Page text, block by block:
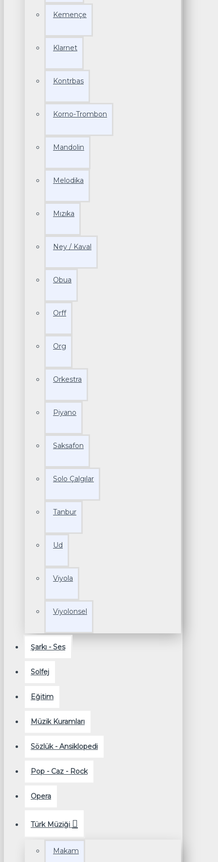
Kemençe
Klarnet
Kontrbas
Korno-Trombon
Mandolin
Melodika
Mızıka
Ney / Kaval
Obua
Orff
Org
Orkestra
Piyano
Saksafon
Solo Çalgılar
Tanbur
Ud
Viyola
Viyolonsel
Şarkı - Ses
Solfej
Eğitim
Müzik Kuramları
Sözlük - Ansiklopedi
Pop - Caz - Rock
Opera
Türk Müziği
Makam